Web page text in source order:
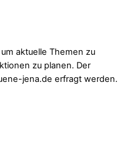
aktuelle Themen zu
zu planen. Der
jena.de erfragt werden.